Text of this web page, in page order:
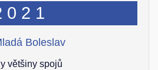
Boleslav
většiny spojů